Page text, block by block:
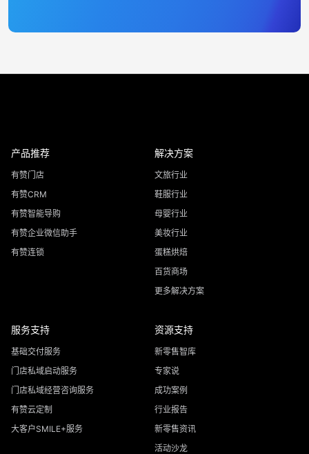
产品推荐
有赞门店
有赞CRM
有赞智能导购
有赞企业微信助手
有赞连锁
解决方案
文旅行业
鞋服行业
母婴行业
美妆行业
蛋糕烘焙
百货商场
更多解决方案
服务支持
基础交付服务
门店私域启动服务
门店私域经营咨询服务
有赞云定制
大客户SMILE+服务
资源支持
新零售智库
专家说
成功案例
行业报告
新零售资讯
活动沙龙